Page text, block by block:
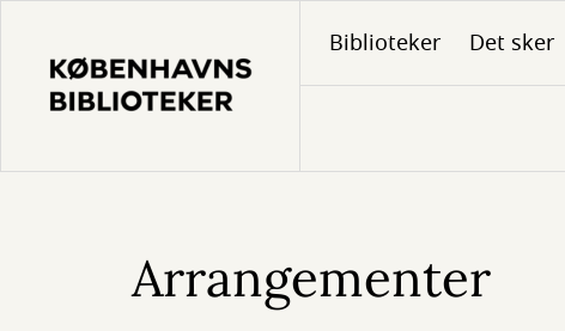
hovedindhold
Biblioteker Det sker
Arrangementer